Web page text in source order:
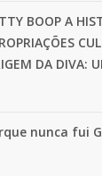
BOOP A
DA DIVA:
nunca fui